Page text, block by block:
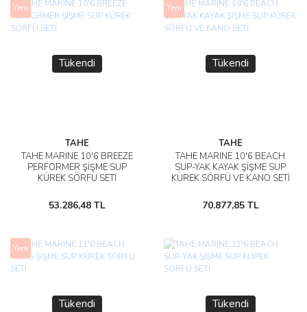
Yeni
Tükendi
TAHE
TAHE MARINE 10'6 BREEZE
PERFORMER ŞİŞME SUP
KÜREK SÖRFÜ SETİ
53.286,48 TL
Yeni
Tükendi
TAHE
TAHE MARINE 10'6 BEACH
SUP-YAK KAYAK ŞİŞME SUP
KÜREK SÖRFÜ VE KANO SETİ
70.877,85 TL
Yeni
Tükendi Tükendi